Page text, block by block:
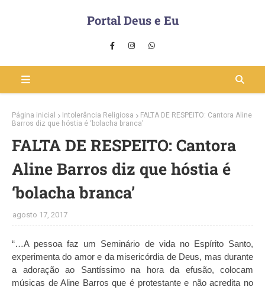
Portal Deus e Eu
Página inicial Intolerância Religiosa
FALTA DE RESPEITO: Cantora Aline
Barros diz que hóstia é ‘bolacha branca’
FALTA DE RESPEITO: Cantora
Aline Barros diz que hóstia é
‘bolacha branca’
agosto 17, 2017
“…A pessoa faz um Seminário de vida no Espírito Santo,
experimenta do amor e da misericórdia de Deus, mas durante
a adoração ao Santíssimo na hora da efusão, colocam
músicas de Aline Barros que é protestante e não acredita no